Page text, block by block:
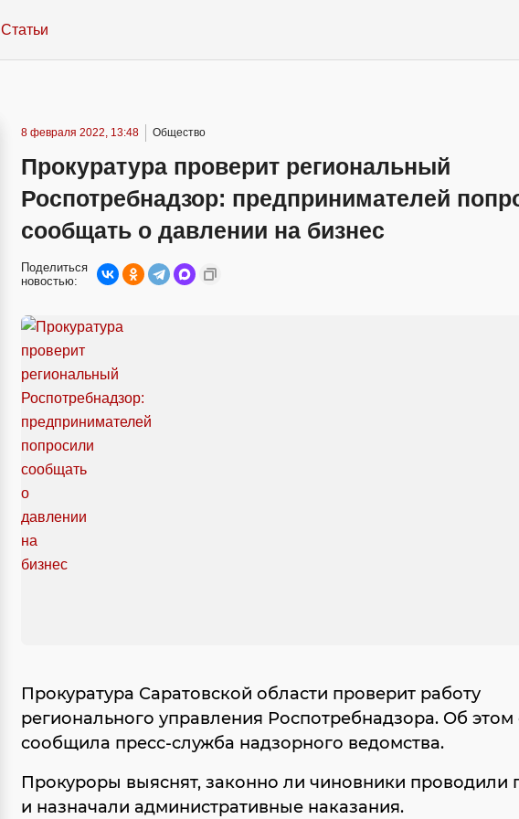
Статьи
8 февраля 2022, 13:48 Общество
Прокуратура проверит региональный
Роспотребнадзор: предпринимателей
сообщать о давлении на бизнес
Поделиться
новостью:
Прокуратура Саратовской области проверит работу
регионального управления Роспотребнадзора. Об этом
сообщила пресс-служба надзорного ведомства.
Прокуроры выяснят, законно ли чиновники проводили
и назначали административные наказания.